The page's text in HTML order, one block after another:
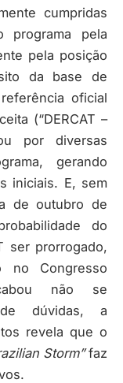
cumpridas
programa pela
pela posição
da base de
oficial
(“DERCAT –
por diversas
gerando
iniciais. E, sem
de outubro de
do
ser prorrogado,
no Congresso
não se
de dúvidas, a
revela que o
Storm”faz